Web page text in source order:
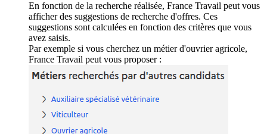
En fonction de la recherche réalisée, France Travail peut vous
afficher des suggestions de recherche d'offres. Ces
suggestions sont calculées en fonction des critères que vous
avez saisis.
Par exemple si vous cherchez un métier d'ouvrier agricole,
France Travail peut vous proposer :